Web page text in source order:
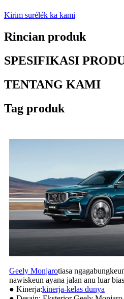
Kirim surélék ka kami
Rincian produk
SPESIFIKASI
TENTANG KAMI
Tag produk
Geely Monjarotiasa
nawiskeun ayana jalan anu luar
● Kinerja:kinerja-kelas dunya